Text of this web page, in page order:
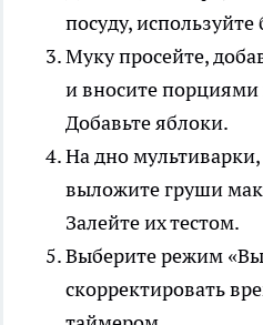
посуду, используйте
Муку просейте,
и вносите
Добавьте яблоки.
На дно
выложите груши
Залейте их тестом.
Выберите режим
скорректировать